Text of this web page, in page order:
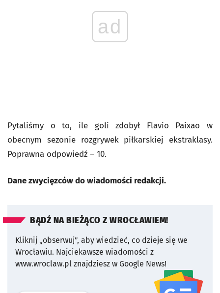
ad
Pytaliśmy o to, ile goli zdobył Flavio Paixao w
obecnym sezonie rozgrywek piłkarskiej ekstraklasy.
Poprawna odpowiedź – 10.
Dane zwycięzców do wiadomości redakcji.
BĄDŹ NA BIEŻĄCO Z WROCŁAWIEM!
Kliknij „obserwuj”, aby wiedzieć, co dzieje się we
Wrocławiu. Najciekawsze wiadomości z
www.wroclaw.pl znajdziesz w Google News!